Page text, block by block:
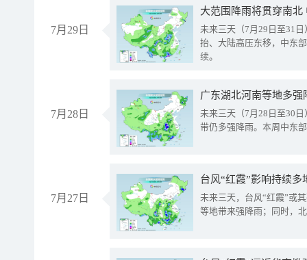
7月29日
大范围降雨将贯穿南
未来三天（7月29日至31
抬、大陆高压东移，中东
续。
7月28日
广东湖北河南等地多
未来三天（7月28日至30
带仍多强降雨。本周中东
7月27日
台风“红霞”影响持续
未来三天，台风“红霞”或
等地带来强降雨；同时，